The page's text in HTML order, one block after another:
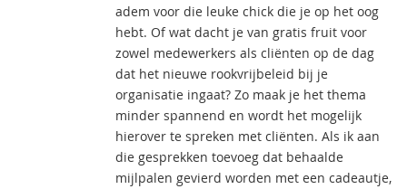
adem voor die leuke chick die je op het oog
hebt. Of wat dacht je van gratis fruit voor
zowel medewerkers als cliënten op de dag
dat het nieuwe rookvrijbeleid bij je
organisatie ingaat? Zo maak je het thema
minder spannend en wordt het mogelijk
hierover te spreken met cliënten. Als ik aan
die gesprekken toevoeg dat behaalde
mijlpalen gevierd worden met een cadeautje,